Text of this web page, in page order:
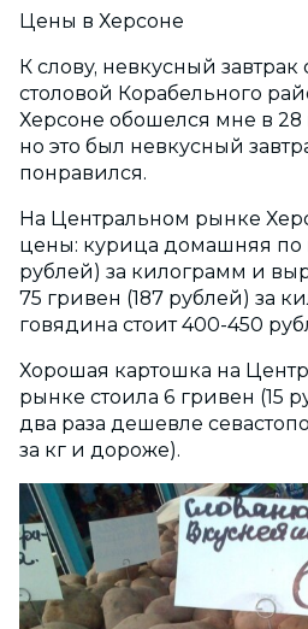
Цены в Херсоне
К слову, невкусный
столовой Корабельного
Херсоне обошелся мне в 28
но это был невкусный
понравился.
На Центральном рынке
цены: курица домашняя по
рублей) за килограмм и
75 гривен (187 рублей) за
говядина стоит 400-450
Хорошая картошка на
рынке стоила 6 гривен (15
два раза дешевле
за кг и дороже).